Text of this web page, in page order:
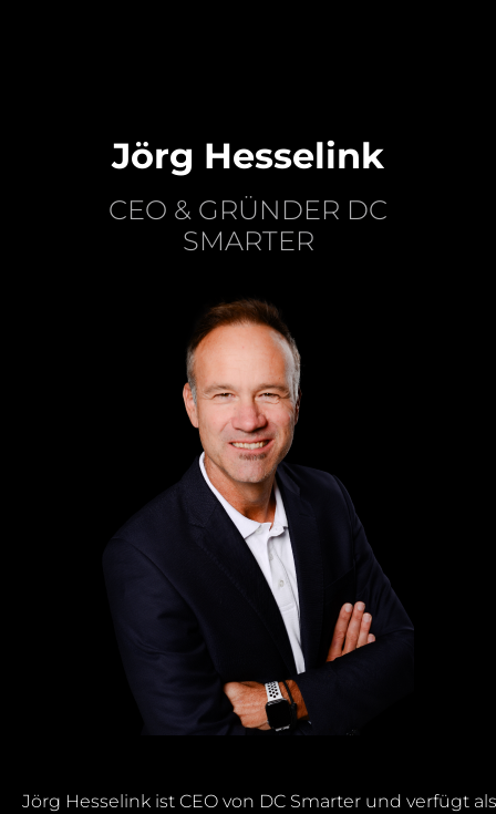
Jörg Hesselink
CEO & GRÜNDER DC
SMARTER
Jörg Hesselink ist CEO von DC Smarter und verfügt als